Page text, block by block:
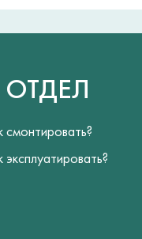
ОТДЕЛ
смонтировать?
эксплуатировать?